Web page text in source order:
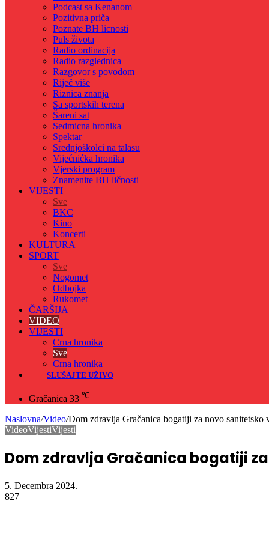
Podcast sa Kenanom
Pozitivna priča
Poznate BH licnosti
Puls života
Radio ordinacija
Radio razglednica
Razgovor s povodom
Riječ više
Riznica znanja
Sa sportskih terena
Šareni sat
Sedmicna hronika
Spektar
Srednjoškolci na talasu
Vijećnićka hronika
Vjerski program
Znamenite BH ličnosti
VIJESTI
Sve
BKC
Kino
Koncerti
KULTURA
SPORT
Sve
Nogomet
Odbojka
Rukomet
ČARŠIJA
VIDEO
VIJESTI
Crna hronika
Sve
Crna hronika
SLUŠAJTE UŽIVO
Gračanica 33 ℃
Naslovna/Video/Dom zdravlja Gračanica bogatiji za novo sanitetsko
VideoVijestiVijesti
Dom zdravlja Gračanica bogatiji
5. Decembra 2024.
827